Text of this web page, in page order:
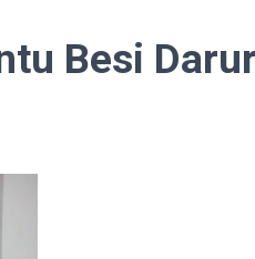
Besi